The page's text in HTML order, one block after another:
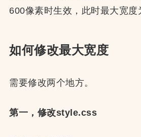
600像素时生效，此时最大宽度
如何修改最大宽度
需要修改两个地方。
第一，修改style.css